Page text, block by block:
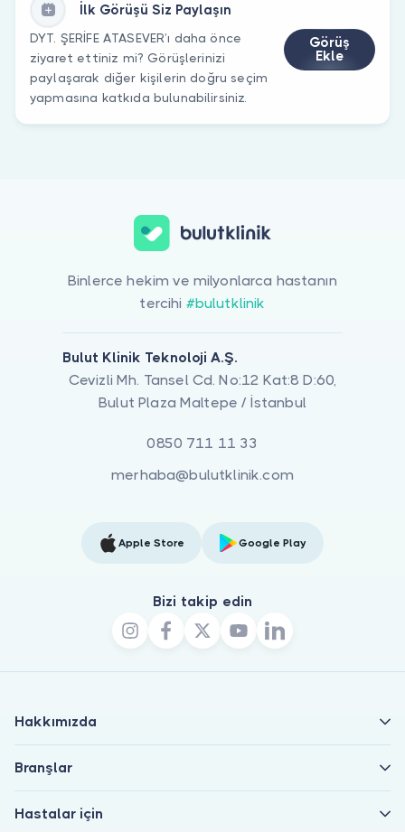
İlk Görüşü Siz Paylaşın
DYT. ŞERİFE ATASEVER’ı daha önce
ziyaret ettiniz mi? Görüşlerinizi
paylaşarak diğer kişilerin doğru seçim
yapmasına katkıda bulunabilirsiniz.
Görüş
Ekle
Binlerce hekim ve milyonlarca hastanın
tercihi #bulutklinik
Bulut Klinik Teknoloji A.Ş.
Cevizli Mh. Tansel Cd. No:12 Kat:8 D:60,
Bulut Plaza Maltepe / İstanbul
0850 711 11 33
merhaba@bulutklinik.com
Apple Store Google Play
Bizi takip edin
Hakkımızda
Branşlar
Hastalar için